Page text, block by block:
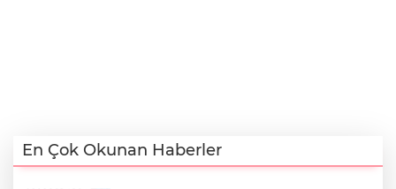
En Çok Okunan Haberler